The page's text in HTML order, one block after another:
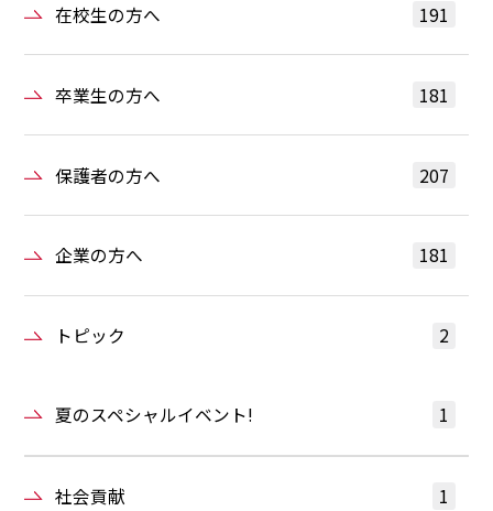
在校生の方へ 191
卒業生の方へ 181
保護者の方へ 207
企業の方へ 181
トピック 2
夏のスペシャルイベント! 1
社会貢献 1